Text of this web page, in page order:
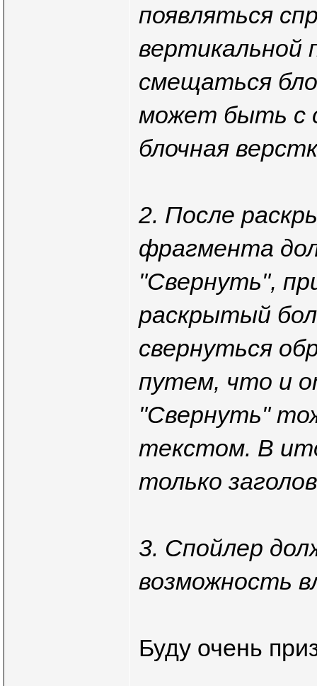
появляться
вертикальной
смещаться
может быть с
блочная
2. После
фрагмента
"Свернуть",
раскрытый
свернуться
путем, что и
"Свернуть"
текстом. В
только
3. Спойлер
возможность
Буду очень